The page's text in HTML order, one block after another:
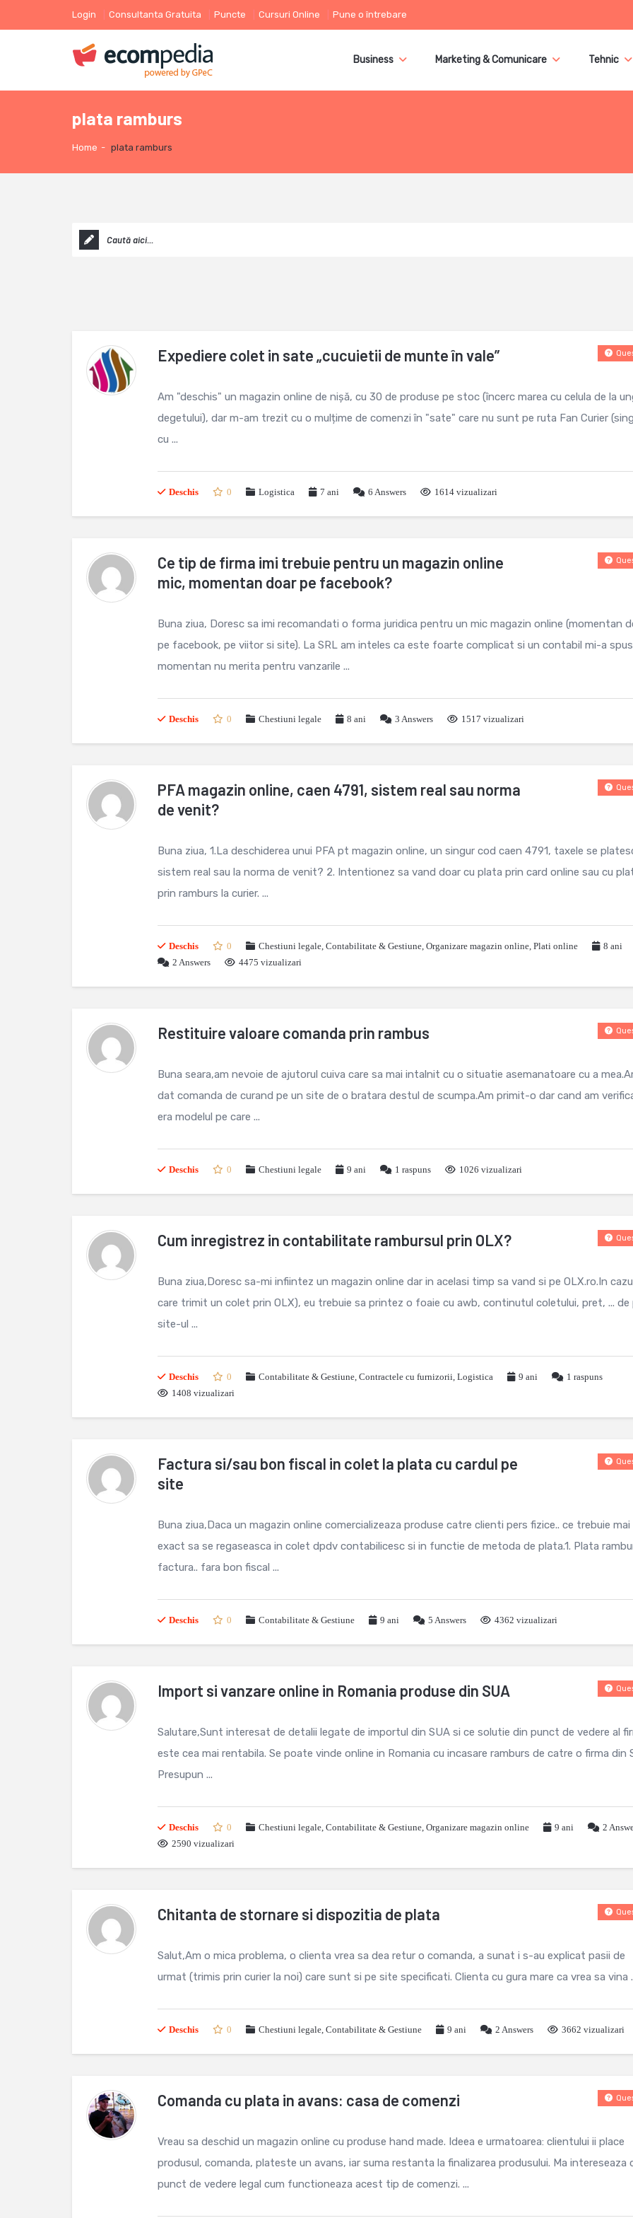
Login Consultanta Gratuita Puncte Cursuri Online Pune o întrebare
Business Marketing & Comunicare Tehnic
plata ramburs
Home - plata ramburs
Expediere colet in sate „cucuietii de munte în vale”
Am "deschis" un magazin online de nișă, cu 30 de produse pe stoc (încerc marea cu celula de la
degetului), dar m-am trezit cu o mulțime de comenzi în "sate" care nu sunt pe ruta Fan Curier
cu ...
Deschis 0 Logistica 7 ani 6 Answers 1614 vizualizari
Ce tip de firma imi trebuie pentru un magazin online
mic, momentan doar pe facebook?
Buna ziua, Doresc sa imi recomandati o forma juridica pentru un mic magazin online (momentan
pe facebook, pe viitor si site). La SRL am inteles ca este foarte complicat si un contabil mi-a
momentan nu merita pentru vanzarile ...
Deschis 0 Chestiuni legale 8 ani 3 Answers 1517 vizualizari
PFA magazin online, caen 4791, sistem real sau norma
de venit?
Buna ziua, 1.La deschiderea unui PFA pt magazin online, un singur cod caen 4791, taxele se
sistem real sau la norma de venit? 2. Intentionez sa vand doar cu plata prin card online sau cu
prin ramburs la curier. ...
Deschis 0 Chestiuni legale, Contabilitate & Gestiune, Organizare magazin online, Plati online
8 ani
2 Answers 4475 vizualizari
Restituire valoare comanda prin rambus
Buna seara,am nevoie de ajutorul cuiva care sa mai intalnit cu o situatie asemanatoare cu a
dat comanda de curand pe un site de o bratara destul de scumpa.Am primit-o dar cand am
era modelul pe care ...
Deschis 0 Chestiuni legale 9 ani 1 raspuns 1026 vizualizari
Cum inregistrez in contabilitate rambursul prin OLX?
Buna ziua,Doresc sa-mi infiintez un magazin online dar in acelasi timp sa vand si pe OLX.ro.In
care trimit un colet prin OLX), eu trebuie sa printez o foaie cu awb, continutul coletului, pret, ... de
site-ul ...
Deschis 0 Contabilitate & Gestiune, Contractele cu furnizorii, Logistica 9 ani 1 raspuns
1408 vizualizari
Factura si/sau bon fiscal in colet la plata cu cardul pe
site
Buna ziua,Daca un magazin online comercializeaza produse catre clienti pers fizice.. ce trebuie mai
exact sa se regaseasca in colet dpdv contabilicesc si in functie de metoda de plata.1. Plata
factura.. fara bon fiscal ...
Deschis 0 Contabilitate & Gestiune 9 ani 5 Answers 4362 vizualizari
Import si vanzare online in Romania produse din SUA
Salutare,Sunt interesat de detalii legate de importul din SUA si ce solutie din punct de vedere al
este cea mai rentabila. Se poate vinde online in Romania cu incasare ramburs de catre o firma din
Presupun ...
Deschis 0 Chestiuni legale, Contabilitate & Gestiune, Organizare magazin online 9 ani 2
2590 vizualizari
Chitanta de stornare si dispozitia de plata
Salut,Am o mica problema, o clienta vrea sa dea retur o comanda, a sunat i s-au explicat pasii de
urmat (trimis prin curier la noi) care sunt si pe site specificati. Clienta cu gura mare ca vrea sa vina
Deschis 0 Chestiuni legale, Contabilitate & Gestiune 9 ani 2 Answers 3662 vizualizari
Comanda cu plata in avans: casa de comenzi
Vreau sa deschid un magazin online cu produse hand made. Ideea e urmatoarea: clientului ii place
produsul, comanda, plateste un avans, iar suma restanta la finalizarea produsului. Ma intereseaza
punct de vedere legal cum functioneaza acest tip de comenzi. ...